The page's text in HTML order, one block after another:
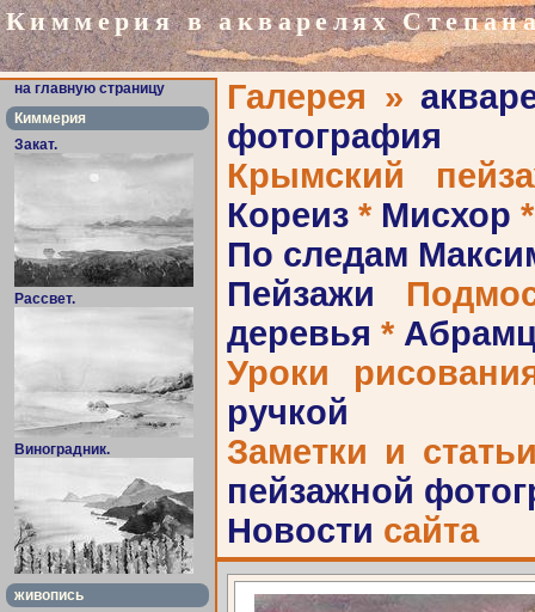
Киммерия в акварелях
Галерея »
фотография
Крымский
Кореиз * Мисхор
По следам
Пейзажи
деревья *
Уроки
ручкой
Заметки и
пейзажной
Новости сайта
на главную страницу
Киммерия
Закат.
Рассвет.
Виноградник.
живопись